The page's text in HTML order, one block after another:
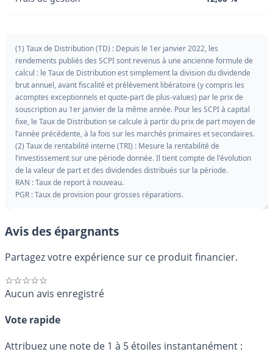
(1) Taux de Distribution (TD) : Depuis le 1er janvier 2022, les
rendements publiés des SCPI sont revenus à une ancienne formule de
calcul : le Taux de Distribution est simplement la division du dividende
brut annuel, avant fiscalité et prélèvement libératoire (y compris les
acomptes exceptionnels et quote-part de plus-values) par le prix de
souscription au 1er janvier de la même année. Pour les SCPI à capital
fixe, le Taux de Distribution se calcule à partir du prix de part moyen de
l’année précédente, à la fois sur les marchés primaires et secondaires.
(2) Taux de rentabilité interne (TRI) : Mesure la rentabilité de
l’investissement sur une période donnée. Il tient compte de l'évolution
de la valeur de part et des dividendes distribués sur la période.
RAN : Taux de report à nouveau.
PGR : Taux de provision pour grosses réparations.
Avis des épargnants
Partagez votre expérience sur ce produit financier.
☆☆☆☆☆
Aucun avis enregistré
Vote rapide
Attribuez une note de 1 à 5 étoiles instantanément :